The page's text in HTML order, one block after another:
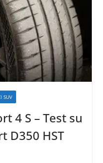
SUV
4 S – Test su
D350 HST